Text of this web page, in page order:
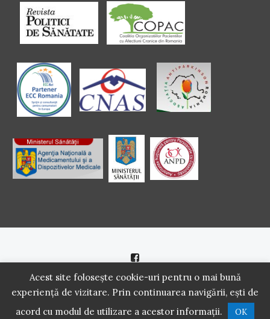
Politică de cookie |Politică de confidenţialitate
2016 - 2021 Copyright. Scoala Pacientilor - QUINN Media SRL.
Acest site folosește cookie-uri pentru o mai bună
experiență de vizitare. Prin continuarea navigării, ești de
acord cu modul de utilizare a acestor informații.
OK